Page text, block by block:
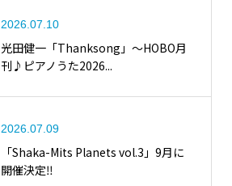
2026.07.10
光田健一「Thanksong」〜HOBO月
刊♪ピアノうた2026...
2026.07.09
「Shaka-Mits Planets vol.3」9月に
開催決定‼